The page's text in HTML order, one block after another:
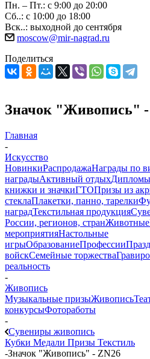
Пн. – Пт.: с 9:00 до 20:00
Сб..: с 10:00 до 18:00
Вск..: выходной до сентября
moscow@mir-nagrad.ru
Поделиться
Значок "Живопись" -
Главная
-
Искусство
НовинкиРаспродажаНаграды по
наградыАктивный отдых
книжки и значкиГТОПризы из
стеклаПлакетки, панно, тарелки
наградТекстильная продукция
России, регионов, странЖивотные
мероприятияНастольные
игрыОбразованиеПрофессии
войскСемейные торжества
реальность
-
Живопись
Музыкальные призыЖивопись
конкурсыФотоработы
-
Сувениры живопись
Кубки Медали Призы Текстиль
-Значок "Живопись" - ZN26